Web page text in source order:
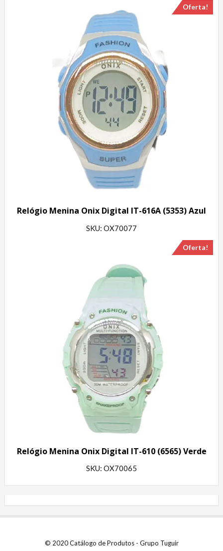
Oferta!
Relógio Menina Onix Digital IT-616A (5353) Azul
SKU: OX70077
Oferta!
Relógio Menina Onix Digital IT-610 (6565) Verde
SKU: OX70065
© 2020 Catálogo de Produtos - Grupo Tuguir